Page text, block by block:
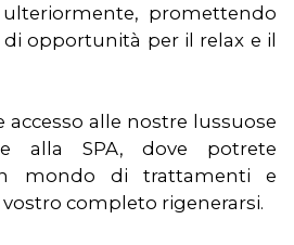
promettendo
opportunità per il relax e il
accesso alle nostre lussuose
alla SPA, dove potrete
mondo di trattamenti e
completo rigenerarsi.